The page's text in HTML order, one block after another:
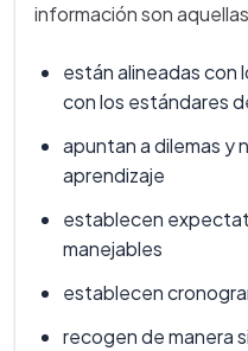
información son
están alineadas con
con los estándares
apuntan a dilemas y
aprendizaje
establecen
manejables
establecen
recogen de manera